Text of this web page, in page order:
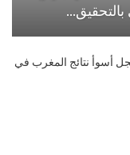
يسجل أسوأ نتائج المغرب في